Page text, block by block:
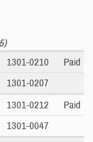
1301-0210
Paid
1301-0207
1301-0212
Paid
1301-0047